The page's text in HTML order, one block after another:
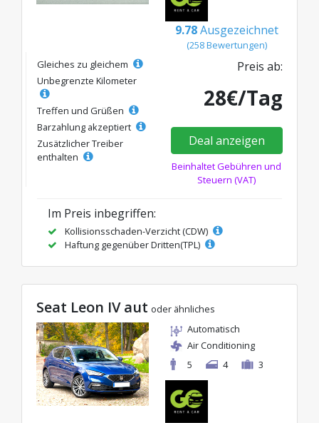
9.78 Ausgezeichnet
(258 Bewertungen)
Gleiches zu gleichem
Unbegrenzte Kilometer
Treffen und Grüßen
Barzahlung akzeptiert
Zusätzlicher Treiber
enthalten
Preis ab:
28€/Tag
Deal anzeigen
Beinhaltet Gebühren und
Steuern (VAT)
Im Preis inbegriffen:
Kollisionsschaden-Verzicht (CDW)
Haftung gegenüber Dritten(TPL)
Seat Leon IV aut oder ähnliches
Automatisch
Air Conditioning
5
4 3